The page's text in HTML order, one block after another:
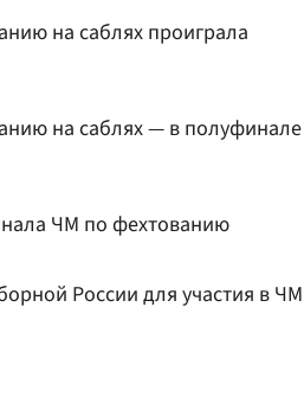
на саблях проиграла
на саблях — в полуфинале
ЧМ по фехтованию
России для участия в ЧМ